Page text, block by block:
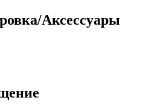
Аксессуары